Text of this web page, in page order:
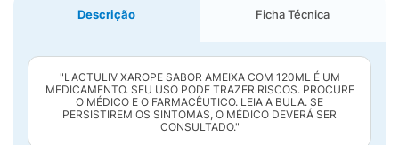
Descrição Ficha Técnica
"LACTULIV XAROPE SABOR AMEIXA COM 120ML É UM
MEDICAMENTO. SEU USO PODE TRAZER RISCOS. PROCURE
O MÉDICO E O FARMACÊUTICO. LEIA A BULA. SE
PERSISTIREM OS SINTOMAS, O MÉDICO DEVERÁ SER
CONSULTADO."